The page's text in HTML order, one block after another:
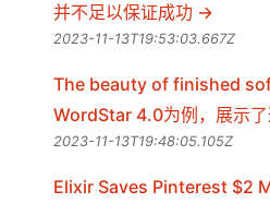
并不足以保证成功
2023-11-13T19:53:03.667Z
The beauty of finished
WordStar 4.0为例，展示了
2023-11-13T19:48:05.105Z
Elixir Saves Pinterest $2